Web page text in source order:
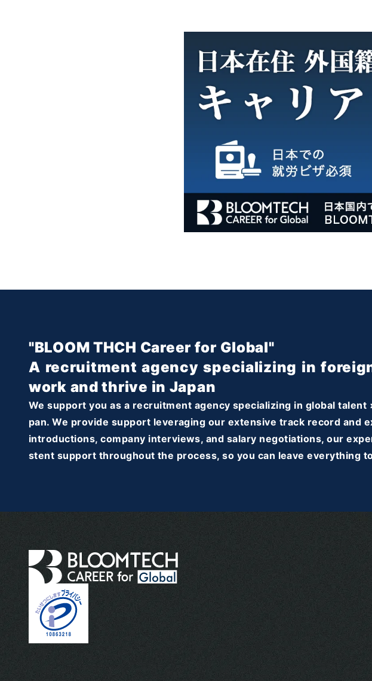
"BLOOM THCH Career for Global"
A recruitment agency specializing in
work and thrive in Japan
We support you as a recruitment agency specializing in global
pan. We provide support leveraging our extensive track record and
introductions, company interviews, and salary negotiations, our
stent support throughout the process, so you can leave everything